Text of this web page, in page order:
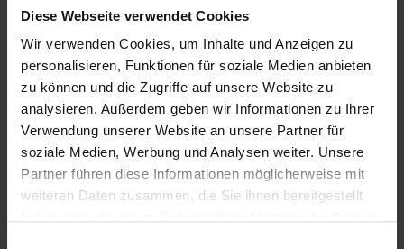
Diese Webseite verwendet Cookies
Wir verwenden Cookies, um Inhalte und Anzeigen zu
personalisieren, Funktionen für soziale Medien anbieten
zu können und die Zugriffe auf unsere Website zu
analysieren. Außerdem geben wir Informationen zu Ihrer
Verwendung unserer Website an unsere Partner für
soziale Medien, Werbung und Analysen weiter. Unsere
Partner führen diese Informationen möglicherweise mit
weiteren Daten zusammen, die Sie ihnen bereitgestellt